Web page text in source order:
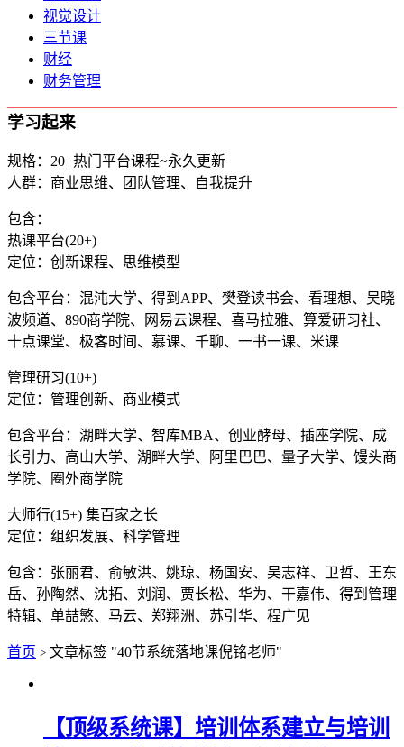
视觉设计
三节课
财经
财务管理
学习起来
规格：20+热门平台课程~永久更新
人群：商业思维、团队管理、自我提升
包含：
热课平台(20+)
定位：创新课程、思维模型
包含平台：混沌大学、得到APP、樊登读书会、看理想、吴晓
波频道、890商学院、网易云课程、喜马拉雅、算爱研习社、
十点课堂、极客时间、慕课、千聊、一书一课、米课
管理研习(10+)
定位：管理创新、商业模式
包含平台：湖畔大学、智库MBA、创业酵母、插座学院、成
长引力、高山大学、湖畔大学、阿里巴巴、量子大学、馒头商
学院、圈外商学院
大师行(15+) 集百家之长
定位：组织发展、科学管理
包含：张丽君、俞敏洪、姚琼、杨国安、吴志祥、卫哲、王东
岳、孙陶然、沈拓、刘润、贾长松、华为、干嘉伟、得到管理
特辑、单喆慜、马云、郑翔洲、苏引华、程广见
首页 > 文章标签 "40节系统落地课倪铭老师"
【顶级系统课】培训体系建立与培训